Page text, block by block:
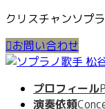
コ
テ
ン
ナ
ゲ
ー
クリスチャンソプ
お問い合わせ
プロフィール
演奏依頼